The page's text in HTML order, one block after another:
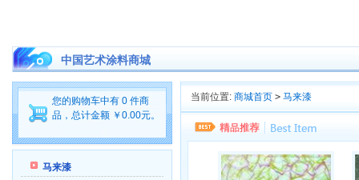
中国艺术涂料商城
您的购物车中有 0 件商
品，总计金额 ￥0.00元。
马来漆
当前位置: 商城首页 > 马来漆